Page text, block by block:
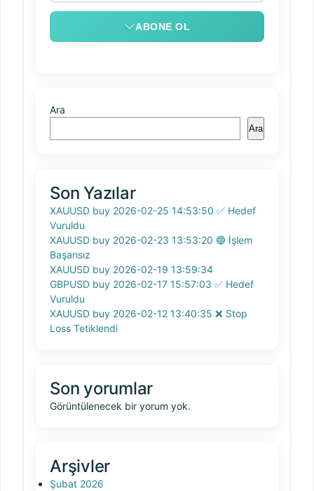
ABONE OL
Ara
Ara
Son Yazılar
XAUUSD buy 2026-02-25 14:53:50 ✅ Hedef
Vuruldu
XAUUSD buy 2026-02-23 13:53:20 🔵 İşlem
Başarısız
XAUUSD buy 2026-02-19 13:59:34
GBPUSD buy 2026-02-17 15:57:03 ✅ Hedef
Vuruldu
XAUUSD buy 2026-02-12 13:40:35 ❌ Stop
Loss Tetiklendi
Son yorumlar
Görüntülenecek bir yorum yok.
Arşivler
Şubat 2026